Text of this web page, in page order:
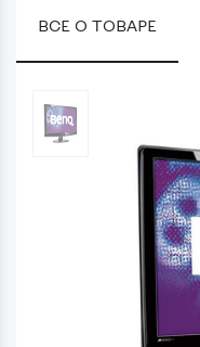
ВСЕ О ТОВАРЕ